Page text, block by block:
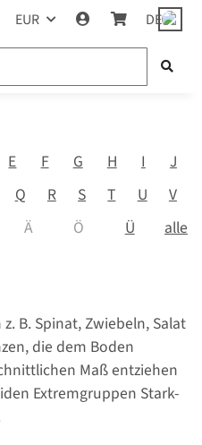
EUR DE
E F G H I
J
Q R S T U
V
Ä Ö Ü alle
B. Spinat, Zwiebeln, Salat
die dem Boden
Maß entziehen
Extremgruppen Stark-